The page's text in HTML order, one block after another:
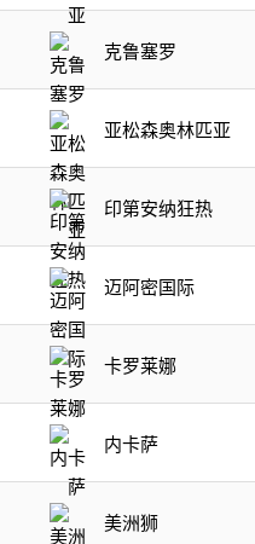
克鲁塞罗
亚松森奥林匹亚
印第安纳狂热
迈阿密国际
卡罗莱娜
内卡萨
美洲狮